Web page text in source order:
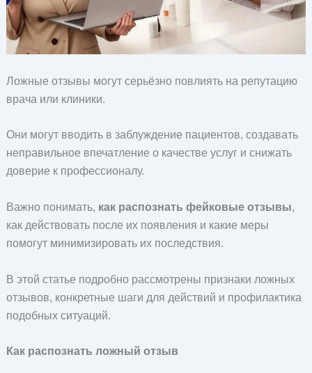
Ложные отзывы могут серьёзно повлиять на репутацию
врача или клиники.
Они могут вводить в заблуждение пациентов, создавать
неправильное впечатление о качестве услуг и снижать
доверие к профессионалу.
Важно понимать, как распознать фейковые отзывы,
как действовать после их появления и какие меры
помогут минимизировать их последствия.
В этой статье подробно рассмотрены признаки ложных
отзывов, конкретные шаги для действий и профилактика
подобных ситуаций.
Как распознать ложный отзыв